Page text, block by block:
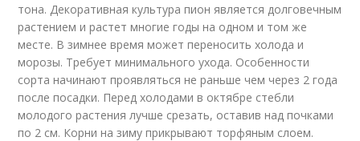
тона. Декоративная культура пион является долговечным
растением и растет многие годы на одном и том же
месте. В зимнее время может переносить холода и
морозы. Требует минимального ухода. Особенности
сорта начинают проявляться не раньше чем через 2 года
после посадки. Перед холодами в октябре стебли
молодого растения лучше срезать, оставив над почками
по 2 см. Корни на зиму прикрывают торфяным слоем.